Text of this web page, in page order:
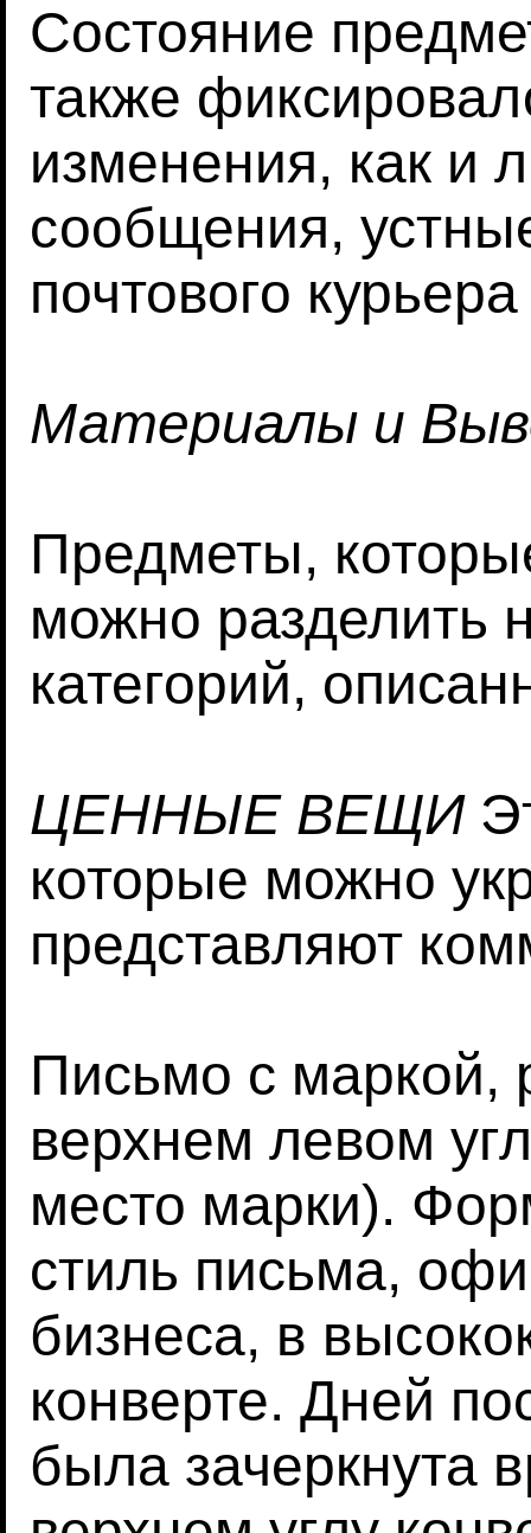
Состояние
также
изменения, как и
сообщения,
почтового
Материалы и
Предметы,
можно разделить
категорий,
ЦЕННЫЕ ВЕЩИ
которые можно
представляют
Письмо с маркой,
верхнем левом
место марки).
стиль письма,
бизнеса, в
конверте. Дней
была зачеркнута